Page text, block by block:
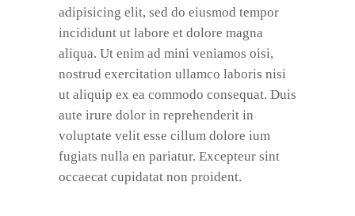
adipisicing elit, sed do eiusmod tempor
incididunt ut labore et dolore magna
aliqua. Ut enim ad mini veniamos oisi,
nostrud exercitation ullamco laboris nisi
ut aliquip ex ea commodo consequat. Duis
aute irure dolor in reprehenderit in
voluptate velit esse cillum dolore ium
fugiats nulla en pariatur. Excepteur sint
occaecat cupidatat non proident.